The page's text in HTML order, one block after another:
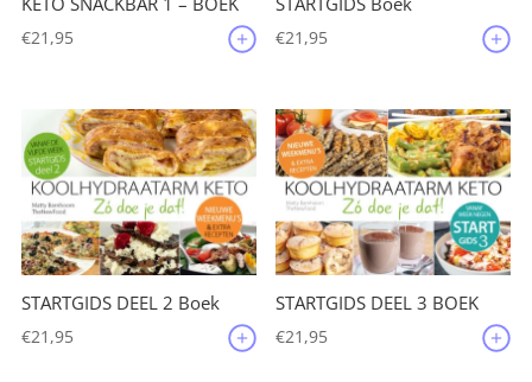
€21,95 €21,95
STARTGIDS DEEL 2 Boek
€21,95
STARTGIDS DEEL 3 BOEK
€21,95